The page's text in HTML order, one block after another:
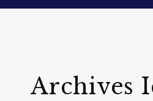
Archives